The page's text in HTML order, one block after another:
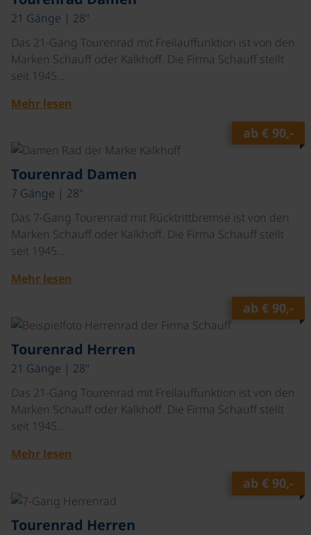
21 Gänge | 28"
Das 21-Gang Tourenrad mit Freilauffunktion ist von den
Marken Schauff oder Kalkhoff. Die Firma Schauff stellt
seit 1945…
Mehr lesen
ab € 90,-
Tourenrad Damen
7 Gänge | 28"
Das 7-Gang Tourenrad mit Rücktrittbremse ist von den
Marken Schauff oder Kalkhoff. Die Firma Schauff stellt
seit 1945…
Mehr lesen
ab € 90,-
Tourenrad Herren
21 Gänge | 28"
Das 21-Gang Tourenrad mit Freilauffunktion ist von den
Marken Schauff oder Kalkhoff. Die Firma Schauff stellt
seit 1945…
Mehr lesen
ab € 90,-
Tourenrad Herren